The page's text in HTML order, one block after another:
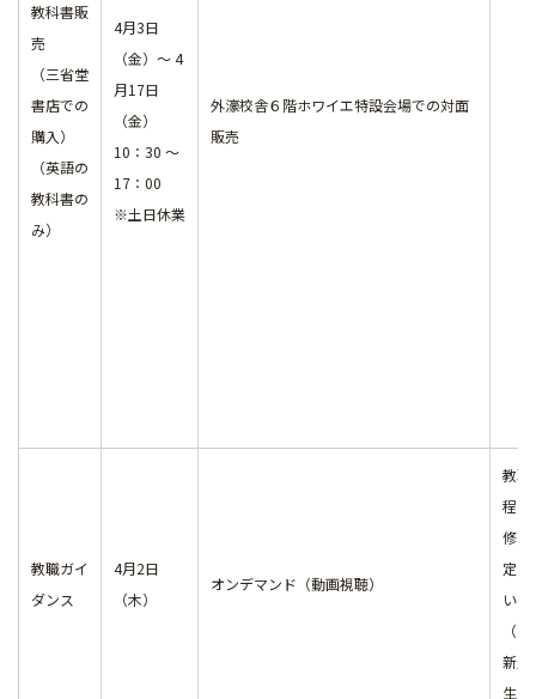
教科書販
売
（三省堂
書店での
購入）
（英語の
教科書の
み）
4月3日
（金）～ 4
月17日
（金）
10：30 ～
17：00
※土日休業
外濠校舎６階ホワイエ特設会場での対面
販売
教職ガイ
ダンス
4月2日
（木）
オンデマンド（動画視聴）
教職
程の
修を
定し
いる
（
新入
生）